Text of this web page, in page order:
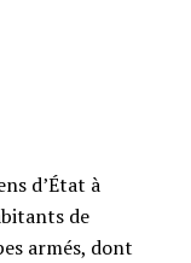
d’État à
de
armés, dont